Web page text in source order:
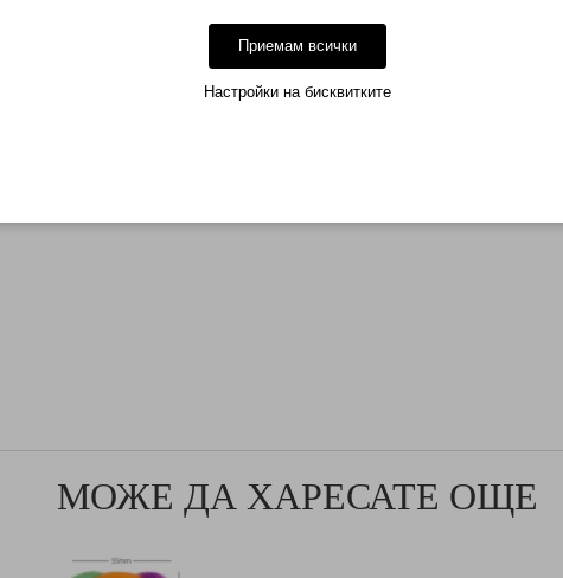
МОЖЕ ДА ХАРЕСАТЕ ОЩЕ
Приемам всички
Настройки на бисквитките